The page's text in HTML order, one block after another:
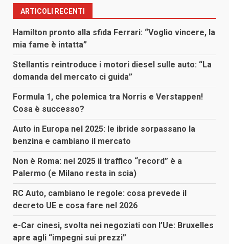
ARTICOLI RECENTI
Hamilton pronto alla sfida Ferrari: “Voglio vincere, la
mia fame è intatta”
Stellantis reintroduce i motori diesel sulle auto: “La
domanda del mercato ci guida”
Formula 1, che polemica tra Norris e Verstappen!
Cosa è successo?
Auto in Europa nel 2025: le ibride sorpassano la
benzina e cambiano il mercato
Non è Roma: nel 2025 il traffico “record” è a
Palermo (e Milano resta in scia)
RC Auto, cambiano le regole: cosa prevede il
decreto UE e cosa fare nel 2026
e-Car cinesi, svolta nei negoziati con l’Ue: Bruxelles
apre agli “impegni sui prezzi”